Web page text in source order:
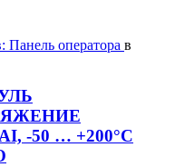
Панель оператора в
-50 … +200°C